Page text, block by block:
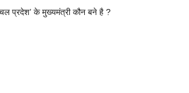
प्रदेश’ के मुख्यमंत्री कौन बने है ?